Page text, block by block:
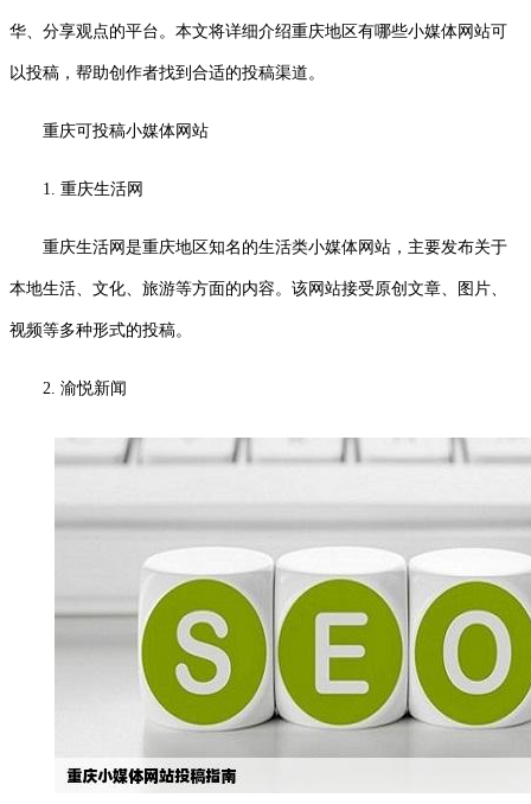
华、分享观点的平台。本文将详细介绍重庆地区有哪些小媒体网站可
以投稿，帮助创作者找到合适的投稿渠道。
重庆可投稿小媒体网站
1. 重庆生活网
重庆生活网是重庆地区知名的生活类小媒体网站，主要发布关于
本地生活、文化、旅游等方面的内容。该网站接受原创文章、图片、
视频等多种形式的投稿。
2. 渝悦新闻